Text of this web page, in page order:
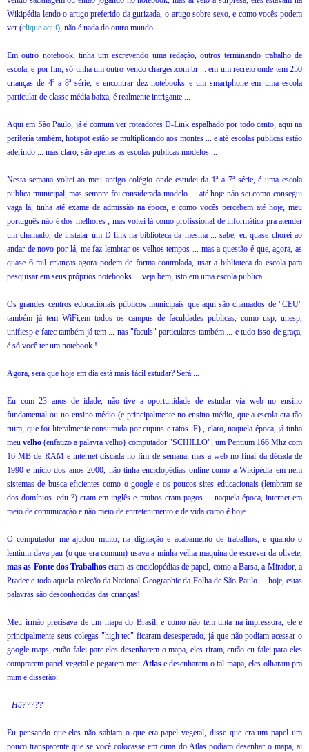
Wikipédia lendo o artigo preferido da gurizada, o artigo sobre sexo, e como vocês podem
ver (clique aqui), não é nada do outro mundo ...
Em outro notebook, tinha um escrevendo uma redação, outros terminando trabalho de
escola, e por fim, só tinha um outro vendo charges.com.br ... em um recreio onde tem 250
crianças de 4ª a 8ª série, e encontrar dez notebooks e um smartphone em uma escola
particular de classe média baixa, é realmente intrigante ...
Aqui em São Paulo, já é comum ver roteadores D-Link espalhado por todo canto, aqui na
periferia também, hotspot estão se multiplicando aos montes ... e até escolas publicas estão
aderindo ... mas claro, são apenas as escolas publicas modelos ...
Nesta semana voltei ao meu antigo colégio onde estudei da 1ª a 7ª série, é uma escola
publica municipal, mas sempre foi considerada modelo ... até hoje não sei como consegui
vaga lá, tinha até exame de admissão na época, e como vocês percebem até hoje, meu
português não é dos melhores , mas voltei lá como profissional de informática pra atender
um chamado, de instalar um D-link na biblioteca da mesma ... sabe, eu quase chorei ao
andar de novo por lá, me faz lembrar os velhos tempos ... mas a questão é que, agora, as
quase 6 mil crianças agora podem de forma controlada, usar a biblioteca da escola para
pesquisar em seus próprios notebooks ... veja bem, isto em uma escola publica ...
Os grandes centros educacionais públicos municipais que aqui são chamados de "CEU"
também já tem WiFi,em todos os campus de faculdades publicas, como usp, unesp,
unifiesp e fatec também já tem ... nas "faculs" particulares também ... e tudo isso de graça,
é só você ter um notebook !
Agora, será que hoje em dia está mais fácil estudar? Será ...
Eu com 23 anos de idade, não tive a oportunidade de estudar via web no ensino
fundamental ou no ensino médio (e principalmente no ensino médio, que a escola era tão
ruim, que foi literalmente consumida por cupins e ratos :P) , claro, naquela época, já tinha
meuvelho (enfatizo a palavra velho) computador "SCHILLO", um Pentium 166 Mhz com
16 MB de RAM e internet discada no fim de semana, mas a web no final da década de
1990 e inicio dos anos 2000, não tinha enciclopédias online como a Wikipédia em nem
sistemas de busca eficientes como o google e os poucos sites educacionais (lembram-se
dos domínios .edu ?) eram em inglês e muitos eram pagos ... naquela época, internet era
meio de comunicação e não meio de entretenimento e de vida como é hoje.
O computador me ajudou muito, na digitação e acabamento de trabalhos, e quando o
lentium dava pau (o que era comum) usava a minha velha maquina de escrever da olivete,
mas as Fonte dos Trabalhos eram as enciclopédias de papel, como a Barsa, a Mirador, a
Pradec e toda aquela coleção da National Geographic da Folha de São Paulo ... hoje, estas
palavras são desconhecidas das crianças!
Meu irmão precisava de um mapa do Brasil, e como não tem tinta na impressora, ele e
principalmente seus colegas "high tec" ficaram desesperado, já que não podiam acessar o
google maps, então falei pare eles desenharem o mapa, eles riram, então eu falei para eles
comprarem papel vegetal e pegarem meu Atlase desenharem o tal mapa, eles olharam pra
mim e disserão:
- Hã?????
Eu pensando que eles não sabiam o que era papel vegetal, disse que era um papel um
pouco transparente que se você colocasse em cima do Atlas podiam desenhar o mapa, ai